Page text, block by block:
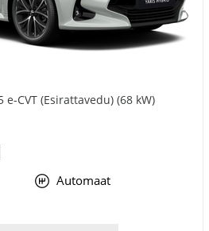
CVT (Esirattavedu) (68 kW)
Automaat